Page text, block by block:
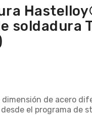
soldadura
de acero
el programa de